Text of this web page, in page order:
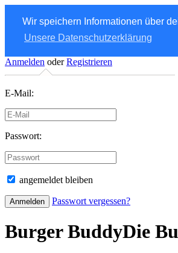
Wir speichern Informationen über
Unsere Datenschutzerklärung
Anmelden oder Registrieren
E-Mail:
Passwort:
angemeldet bleiben
Passwort vergessen?
Burger BuddyDie